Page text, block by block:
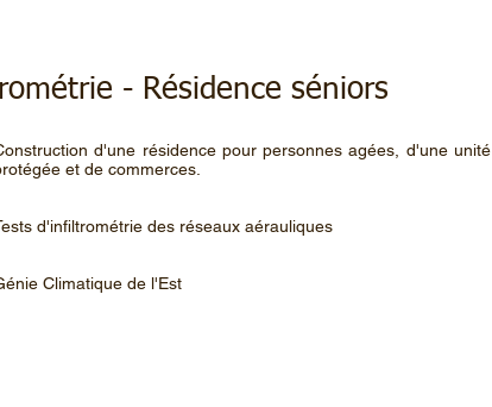
- Résidence séniors
d'une résidence pour personnes agées, d'une unité
et de commerces.
d'infiltrométrie des réseaux aérauliques
Climatique de l'Est